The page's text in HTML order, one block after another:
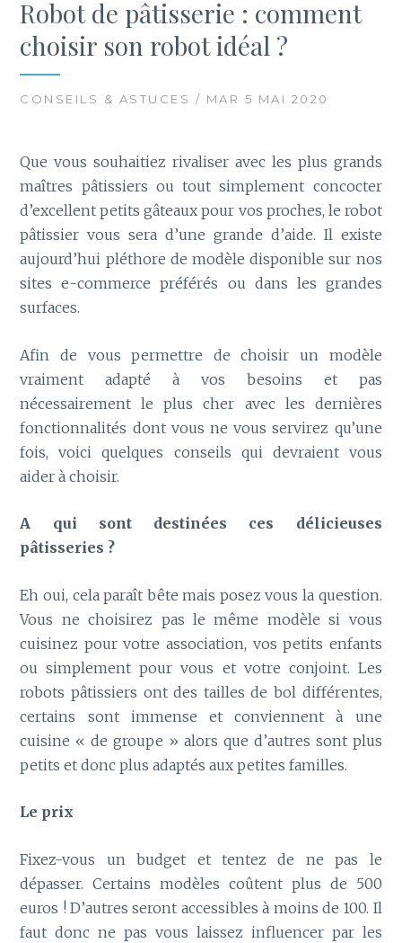
Robot de pâtisserie : comment
choisir son robot idéal ?
CONSEILS & ASTUCES / MAR 5 MAI 2020
Que vous souhaitiez rivaliser avec les plus grands
maîtres pâtissiers ou tout simplement concocter
d’excellent petits gâteaux pour vos proches, le robot
pâtissier vous sera d’une grande d’aide. Il existe
aujourd’hui pléthore de modèle disponible sur nos
sites e-commerce préférés ou dans les grandes
surfaces.
Afin de vous permettre de choisir un modèle
vraiment adapté à vos besoins et pas
nécessairement le plus cher avec les dernières
fonctionnalités dont vous ne vous servirez qu’une
fois, voici quelques conseils qui devraient vous
aider à choisir.
A qui sont destinées ces délicieuses
pâtisseries ?
Eh oui, cela paraît bête mais posez vous la question.
Vous ne choisirez pas le même modèle si vous
cuisinez pour votre association, vos petits enfants
ou simplement pour vous et votre conjoint. Les
robots pâtissiers ont des tailles de bol différentes,
certains sont immense et conviennent à une
cuisine « de groupe » alors que d’autres sont plus
petits et donc plus adaptés aux petites familles.
Le prix
Fixez-vous un budget et tentez de ne pas le
dépasser. Certains modèles coûtent plus de 500
euros ! D’autres seront accessibles à moins de 100. Il
faut donc ne pas vous laissez influencer par les